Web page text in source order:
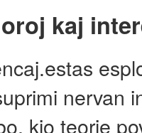
kaj
nervan
kio teorie